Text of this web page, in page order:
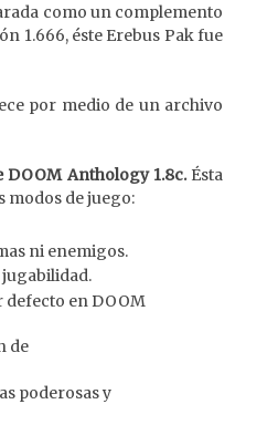
como un complemento
1.666, éste Erebus Pak fue
por medio de un archivo
DOOM Anthology 1.8c. Ésta
modos de juego:
ni enemigos.
jugabilidad.
defecto en DOOM
de
poderosas y